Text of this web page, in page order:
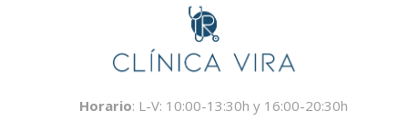
Horario: L-V: 10:00-13:30h y 16:00-20:30h